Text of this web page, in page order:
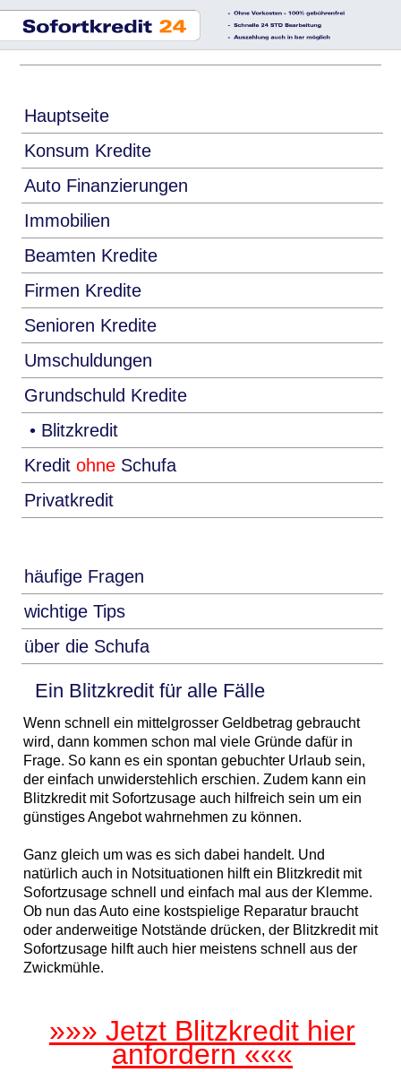
Hauptseite
Konsum Kredite
Auto Finanzierungen
Immobilien
Beamten Kredite
Firmen Kredite
Senioren Kredite
Umschuldungen
Grundschuld Kredite
• Blitzkredit
Kreditohne Schufa
Privatkredit
häufige Fragen
wichtige Tips
über die Schufa
Ein Blitzkredit für alle Fälle
Wenn schnell ein mittelgrosser Geldbetrag gebraucht
wird, dann kommen schon mal viele Gründe dafür in
Frage. So kann es ein spontan gebuchter Urlaub sein,
der einfach unwiderstehlich erschien. Zudem kann ein
Blitzkredit mit Sofortzusage auch hilfreich sein um ein
günstiges Angebot wahrnehmen zu können.
Ganz gleich um was es sich dabei handelt. Und
natürlich auch in Notsituationen hilft ein Blitzkredit mit
Sofortzusage schnell und einfach mal aus der Klemme.
Ob nun das Auto eine kostspielige Reparatur braucht
oder anderweitige Notstände drücken, der Blitzkredit mit
Sofortzusage hilft auch hier meistens schnell aus der
Zwickmühle.
»»» Jetzt Blitzkredit hier
anfordern «««